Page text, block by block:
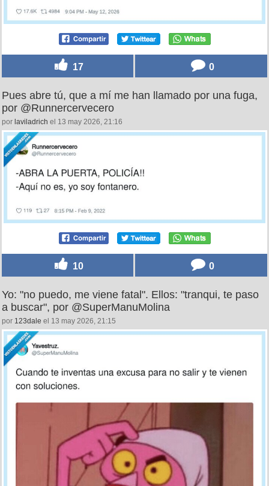
17 0
Pues abre tú, que a mí me han llamado por una fuga,
por @Runnercervecero
por laviladrich el 13 may 2026, 21:16
10 0
Yo: "no puedo, me viene fatal". Ellos: "tranqui, te paso
a buscar", por @SuperManuMolina
por 123dale el 13 may 2026, 21:15